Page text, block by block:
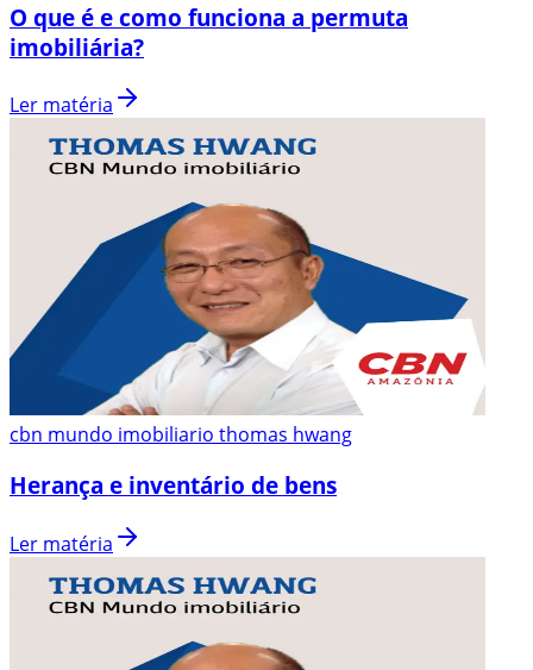
O que é e como funciona a permuta
imobiliária?
Ler matéria
cbn mundo imobiliario thomas hwang
Herança e inventário de bens
Ler matéria